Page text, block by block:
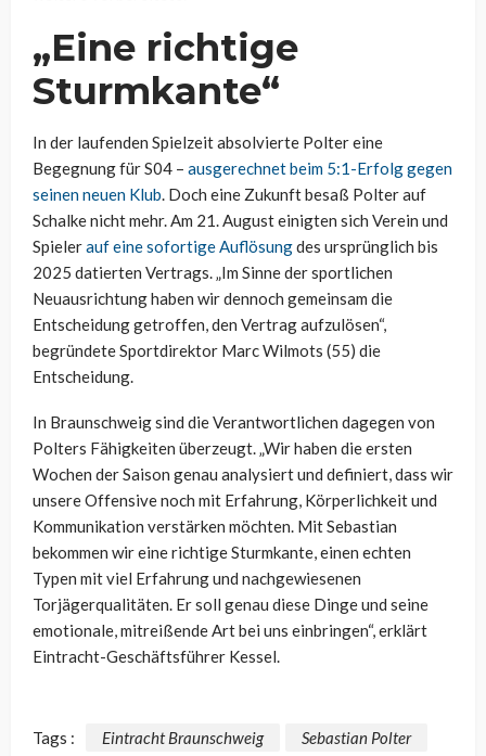
„Eine richtige
Sturmkante“
In der laufenden Spielzeit absolvierte Polter eine
Begegnung für S04 – ausgerechnet beim 5:1-Erfolg gegen
seinen neuen Klub. Doch eine Zukunft besaß Polter auf
Schalke nicht mehr. Am 21. August einigten sich Verein und
Spielerauf eine sofortige Auflösungdes ursprünglich bis
2025 datierten Vertrags. „Im Sinne der sportlichen
Neuausrichtung haben wir dennoch gemeinsam die
Entscheidung getroffen, den Vertrag aufzulösen“,
begründete Sportdirektor Marc Wilmots (55) die
Entscheidung.
In Braunschweig sind die Verantwortlichen dagegen von
Polters Fähigkeiten überzeugt. „Wir haben die ersten
Wochen der Saison genau analysiert und definiert, dass wir
unsere Offensive noch mit Erfahrung, Körperlichkeit und
Kommunikation verstärken möchten. Mit Sebastian
bekommen wir eine richtige Sturmkante, einen echten
Typen mit viel Erfahrung und nachgewiesenen
Torjägerqualitäten. Er soll genau diese Dinge und seine
emotionale, mitreißende Art bei uns einbringen“, erklärt
Eintracht-Geschäftsführer Kessel.
Tags : Eintracht Braunschweig Sebastian Polter